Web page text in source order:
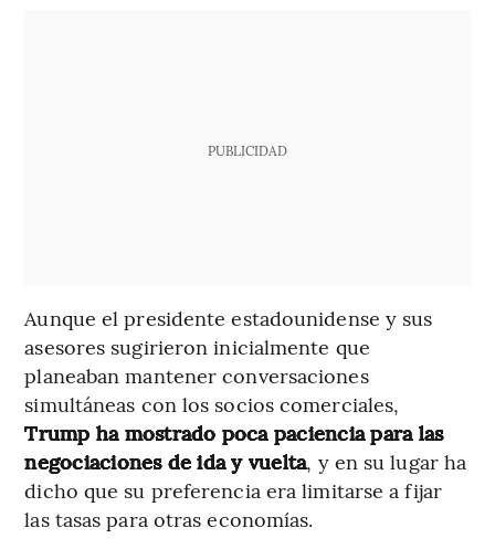
PUBLICIDAD
Aunque el presidente estadounidense y sus
asesores sugirieron inicialmente que
planeaban mantener conversaciones
simultáneas con los socios comerciales,
Trump ha mostrado poca paciencia para las
negociaciones de ida y vuelta, y en su lugar ha
dicho que su preferencia era limitarse a fijar
las tasas para otras economías.